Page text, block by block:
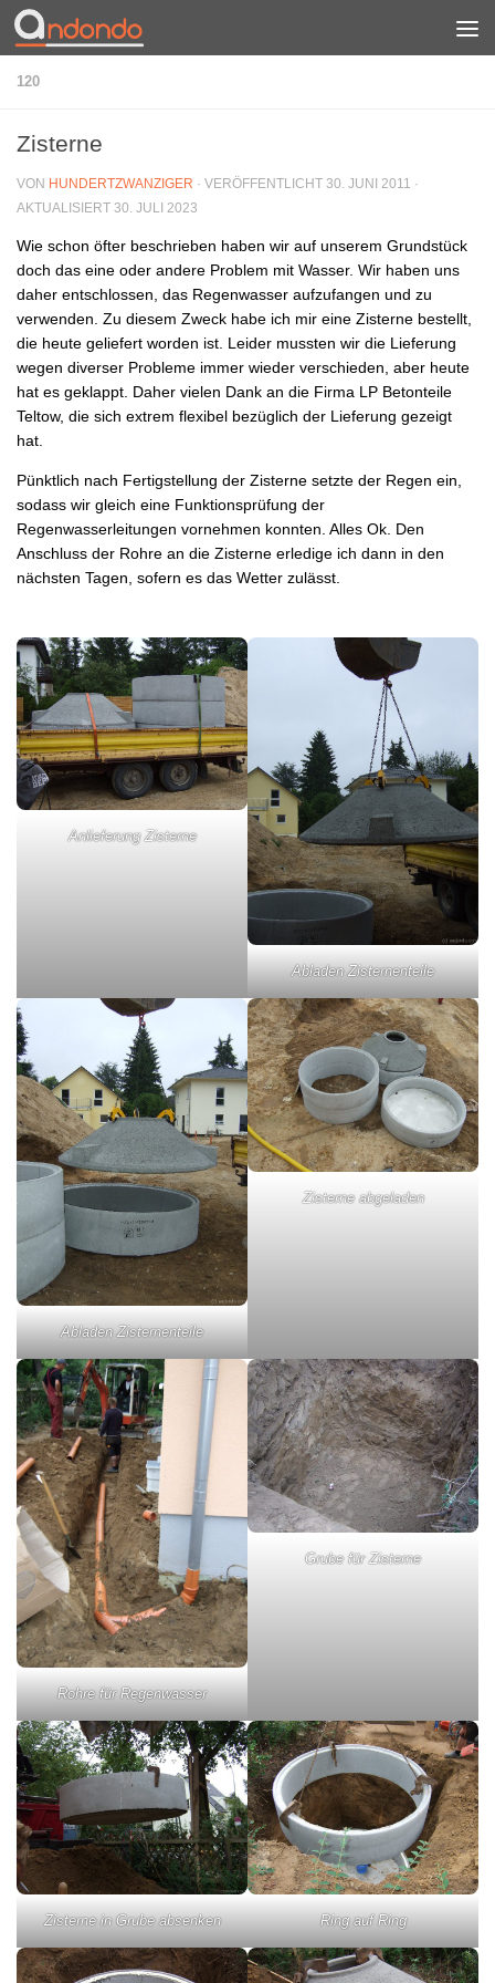
Zum Inhalt springen
120
Zisterne
VON HUNDERTZWANZIGER · VERÖFFENTLICHT 30. JUNI 2011 ·
AKTUALISIERT 30. JULI 2023
Wie schon öfter beschrieben haben wir auf unserem Grundstück
doch das eine oder andere Problem mit Wasser. Wir haben uns
daher entschlossen, das Regenwasser aufzufangen und zu
verwenden. Zu diesem Zweck habe ich mir eine Zisterne bestellt,
die heute geliefert worden ist. Leider mussten wir die Lieferung
wegen diverser Probleme immer wieder verschieden, aber heute
hat es geklappt. Daher vielen Dank an die Firma LP Betonteile
Teltow, die sich extrem flexibel bezüglich der Lieferung gezeigt
hat.
Pünktlich nach Fertigstellung der Zisterne setzte der Regen ein,
sodass wir gleich eine Funktionsprüfung der
Regenwasserleitungen vornehmen konnten. Alles Ok. Den
Anschluss der Rohre an die Zisterne erledige ich dann in den
nächsten Tagen, sofern es das Wetter zulässt.
Anlieferung Zisterne
Abladen Zisternenteile
Abladen Zisternenteile
Zisterne abgeladen
Rohre für Regenwasser
Grube für Zisterne
Zisterne in Grube absenken Ring auf Ring